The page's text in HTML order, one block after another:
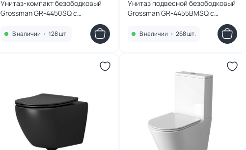
Унитаз-компакт безободковый
Grossman GR-4450SQ с
В наличии • 128 шт.
Унитаз подвесной безободковый
Grossman GR-4455BMSQ с
микролифтом, черный матовый
В наличии • 268 шт.